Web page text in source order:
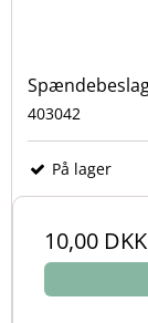
403042
På lager
10,00 DKK